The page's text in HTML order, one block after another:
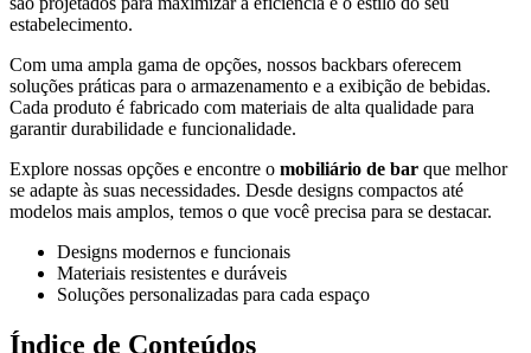
estabelecimento.
Com uma ampla gama de opções, nossos backbars oferecem
soluções práticas para o armazenamento e a exibição de bebidas.
Cada produto é fabricado com materiais de alta qualidade para
garantir durabilidade e funcionalidade.
Explore nossas opções e encontre o mobiliário de bar que melhor
se adapte às suas necessidades. Desde designs compactos até
modelos mais amplos, temos o que você precisa para se destacar.
Designs modernos e funcionais
Materiais resistentes e duráveis
Soluções personalizadas para cada espaço
Índice de Conteúdos